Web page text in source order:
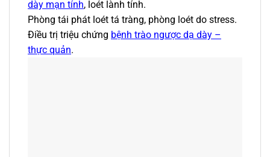
dày mạn tính, loét lành tính.
Phòng tái phát loét tá tràng, phòng loét do stress.
Điều trị triệu chứng bệnh trào ngược dạ dày –
thực quản.